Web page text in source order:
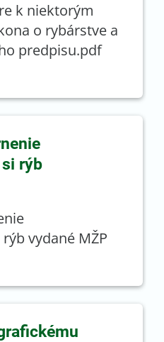
k niektorým
o rybárstve a
predpisu.pdf
rýb
vydané MŽP